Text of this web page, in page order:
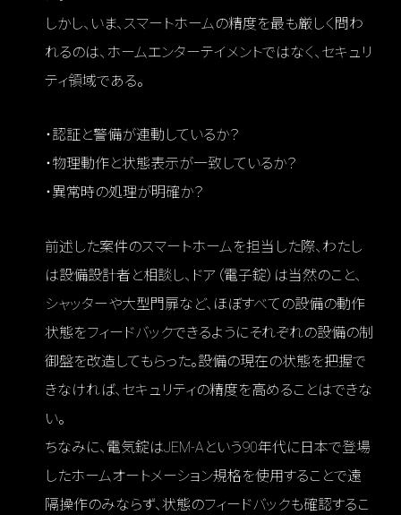
しかし、いま、スマートホームの精度を最も厳しく問わ
れるのは、ホームエンターテイメントではなく、セキュリ
ティ領域である。
・認証と警備が連動しているか？
・物理動作と状態表示が一致しているか？
・異常時の処理が明確か？
前述した案件のスマートホームを担当した際、わたし
は設備設計者と相談し、ドア（電子錠）は当然のこと、
シャッターや大型門扉など、ほぼすべての設備の動作
状態をフィードバックできるようにそれぞれの設備の制
御盤を改造してもらった。設備の現在の状態を把握で
きなければ、セキュリティの精度を高めることはできな
い。
ちなみに、電気錠はJEM-Aという90年代に日本で登場
したホームオートメーション規格を使用することで遠
隔操作のみならず、状態のフィードバックも確認するこ